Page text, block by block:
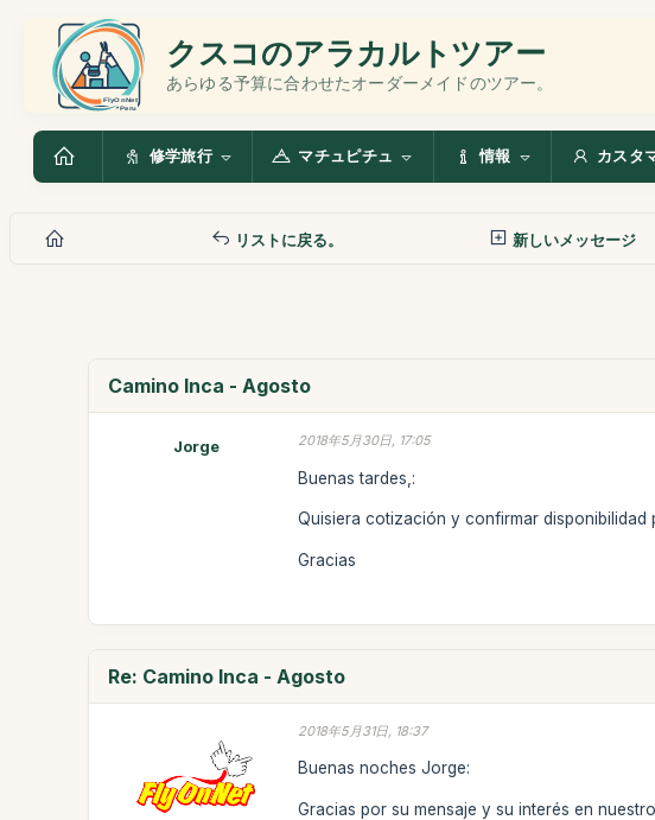
クスコのアラカルトツアー
あらゆる予算に合わせたオーダーメイドのツアー。
修学旅行 マチュピチュ 情報 カスタ
リストに戻る。 新しいメッセージ
Camino Inca - Agosto
Jorge 2018年5月30日, 17:05
Buenas tardes,:
Quisiera cotización y confirmar
Gracias
Re: Camino Inca - Agosto
2018年5月31日, 18:37
Buenas noches Jorge:
Gracias por su mensaje y su interés en